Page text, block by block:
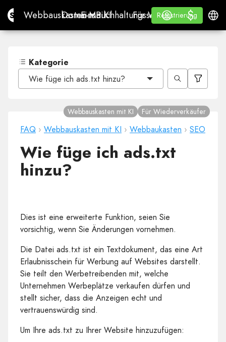
Site.proWebbauskasten mit KI
Webbauskasten mit KI
Domains
Domains
E-Mail
E-MailBuchhaltungssoftware
Buchhaltungssoftware
Für
Für Wiederverkäufer
WHITE LABEL
Lernen
Lernen
Registrierung
Registrierung
Anmelden
$
$
Kategorie
Wie füge ich ads.txt hinzu?
FAQ › Webbauskasten mit KI › Webbaukasten › SEO
Webbauskasten mit KI Für Wiederverkäufer
Wie füge ich ads.txt
hinzu?
Dies ist eine erweiterte Funktion, seien Sie
vorsichtig, wenn Sie Änderungen vornehmen.
Die Datei ads.txt ist ein Textdokument, das eine Art
Erlaubnisschein für Werbung auf Websites darstellt.
Sie teilt den Werbetreibenden mit, welche
Unternehmen Werbeplätze verkaufen dürfen und
stellt sicher, dass die Anzeigen echt und
vertrauenswürdig sind.
Um Ihre ads.txt zu Ihrer Website hinzuzufügen: